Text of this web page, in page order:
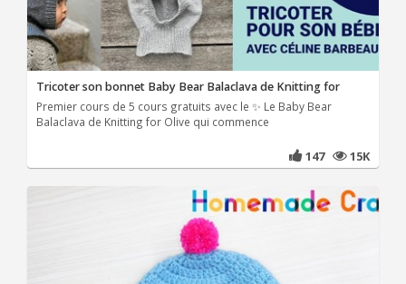
Tricoter son bonnet Baby Bear Balaclava de Knitting for
Premier cours de 5 cours gratuits avec le ✨ Le Baby Bear
Balaclava de Knitting for Olive qui commence
147 15K